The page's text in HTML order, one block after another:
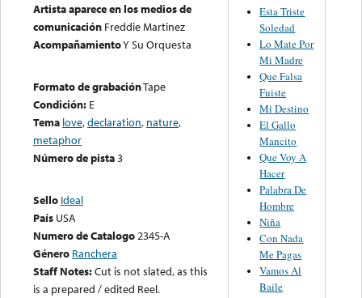
Artista aparece en los medios de
comunicación Freddie Martinez
AcompañamientoY Su Orquesta
Formato de grabaciónTape
Condición: E
Tema love,declaration, nature,
metaphor
Número de pista3
Sello Ideal
País USA
Numero de Catalogo2345-A
Género Ranchera
Staff Notes:Cut is not slated, as this
is a prepared / edited Reel.
Esta Triste
Soledad
Lo Mate Por
Mi Madre
Que Falsa
Fuiste
Mi Destino
El Gallo
Mancito
Que Voy A
Hacer
Palabra De
Hombre
Niña
Con Nada
Me Pagas
Vamos Al
Baile